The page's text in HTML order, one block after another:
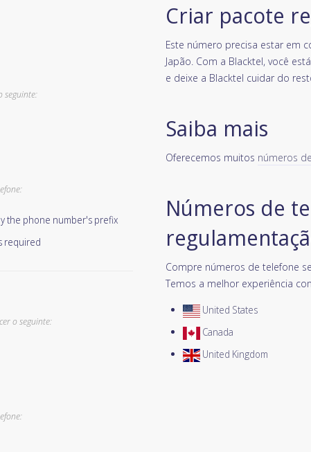
seguinte:
the phone number's prefix
required
o seguinte:
Criar pacote
Este número precisa estar em
Japão. Com a Blacktel, você
e deixe a Blacktel cuidar do
Saiba mais
Oferecemos muitos números
Números de
Compre números de telefone
Temos a melhor experiência
United States
Canada
United Kingdom